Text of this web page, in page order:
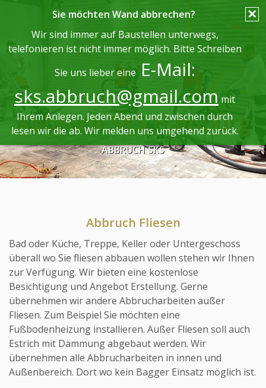
✕
Sie möchten Wand abbrechen?
Wir sind immer auf Baustellen unterwegs,
telefonieren ist nicht immer möglich. Bitte Schreiben
Sie uns lieber eineE-Mail:
sks.abbruch@gmail.com mit
Ihrem Anlegen. Jeden Abend und zwischen durch
lesen wir die ab. Wir melden uns umgehend zurück.
ABBRUCH SKS
Abbruch von Hand
Abbruch Badezimmer
Abbruch Preise
Fliesen entfernen
Fliesen Abbruch
Tresor Demontage
Wand Durchbruch
Boden abschleifen
Abbruch & Sanierung
Abbruch SKS Hamburg
ABBRUCH SKS
Abbruch Fliesen
Bad oder Küche, Treppe, Keller oder Untergeschoss
überall wo Sie fliesen abbauen wollen stehen wir Ihnen
zur Verfügung. Wir bieten eine kostenlose
Besichtigung und Angebot Erstellung. Gerne
übernehmen wir andere Abbrucharbeiten außer
Fliesen. Zum Beispiel Sie möchten eine
Fußbodenheizung installieren. Außer Fliesen soll auch
Estrich mit Dämmung abgebaut werden. Wir
übernehmen alle Abbrucharbeiten in innen und
Außenbereich. Dort wo kein Bagger Einsatz möglich ist.